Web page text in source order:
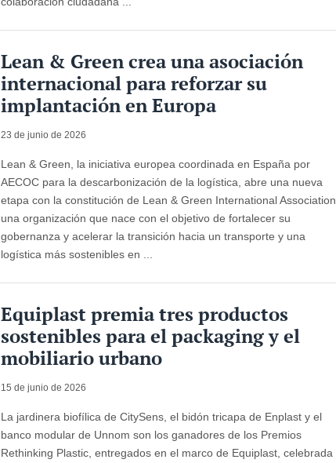
Lean & Green crea una asociación
internacional para reforzar su
implantación en Europa
23 de junio de 2026
Lean & Green, la iniciativa europea coordinada en España por
AECOC para la descarbonización de la logística, abre una nueva
etapa con la constitución de Lean & Green International Association,
una organización que nace con el objetivo de fortalecer su
gobernanza y acelerar la transición hacia un transporte y una
logística más sostenibles en ...
Equiplast premia tres productos
sostenibles para el packaging y el
mobiliario urbano
15 de junio de 2026
La jardinera biofílica de CitySens, el bidón tricapa de Enplast y el
banco modular de Unnom son los ganadores de los Premios
Rethinking Plastic, entregados en el marco de Equiplast, celebrada